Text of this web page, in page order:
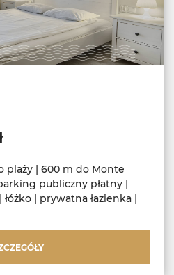
plaży | 600 m do Monte
publiczny płatny |
| prywatna łazienka |